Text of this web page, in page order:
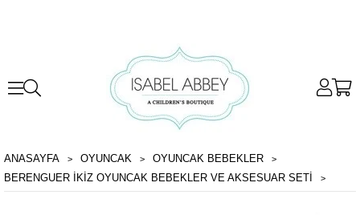
ANASAYFA OYUNCAK
OYUNCAK BEBEKLER
BERENGUER İKIZ OYUNCAK BEBEKLER VE AKSESUAR SETI